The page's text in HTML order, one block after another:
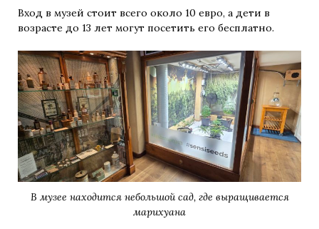
Вход в музей стоит всего около 10 евро, а дети в
возрасте до 13 лет могут посетить его бесплатно.
В музее находится небольшой сад, где выращивается
марихуана